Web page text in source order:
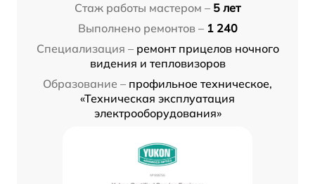
Стаж работы мастером – 5 лет
Выполнено ремонтов – 1 240
Специализация – ремонт прицелов ночного
видения и тепловизоров
Образование – профильное техническое,
«Техническая эксплуатация
электрооборудования»